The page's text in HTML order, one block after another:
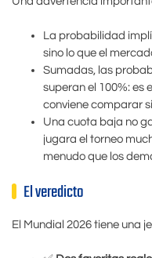
La probabilidad
sino lo que el
Sumadas, las
superan el 100%: es
conviene comparar
Una cuota baja no
jugara el torneo
menudo que los
El veredicto
El Mundial 2026 tiene una